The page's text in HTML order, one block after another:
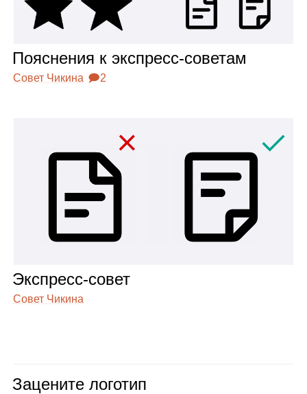
Пояс­не­ния к экс­пресс‑сове­там
Совет Чикина 🗩2
Экс­пресс‑совет
Совет Чикина
Заце­ните лого­тип